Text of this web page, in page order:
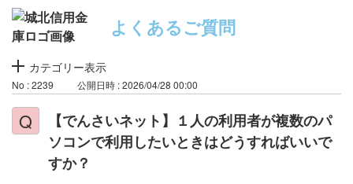
よくあるご質問
カテゴリー表示
No : 2239 公開日時 : 2026/04/28 00:00
【でんさいネット】１人の利用者が複数のパ
ソコンで利用したいときはどうすればいいで
すか？